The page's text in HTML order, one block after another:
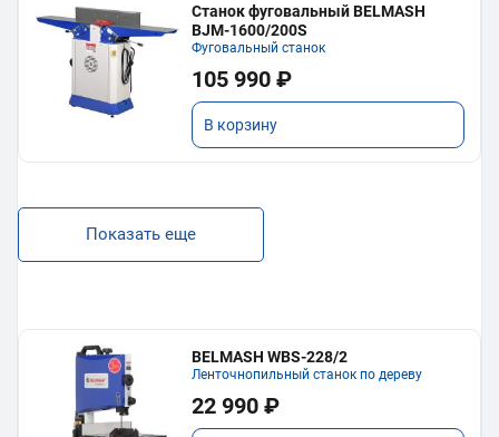
Станок фуговальный BELMASH
BJM-1600/200S
Фуговальный станок
105 990 ₽
В корзину
Показать еще
BELMASH WBS-228/2
Ленточнопильный станок по дереву
22 990 ₽